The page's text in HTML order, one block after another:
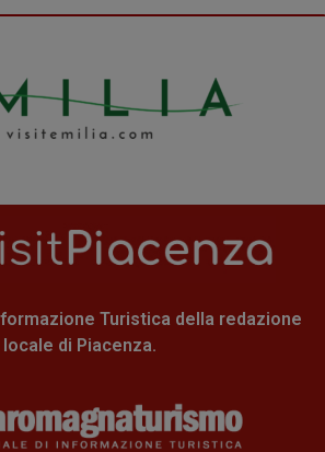
Turistica della redazione
locale di Piacenza.